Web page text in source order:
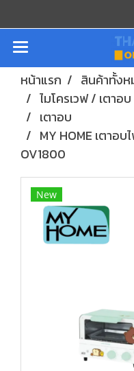
หน้าแรก
สินค้าทั้ง
ไมโครเวฟ / เตาอ
เตาอบ
MY HOME เตาอ
OV1800
New